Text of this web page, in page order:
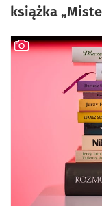
książka